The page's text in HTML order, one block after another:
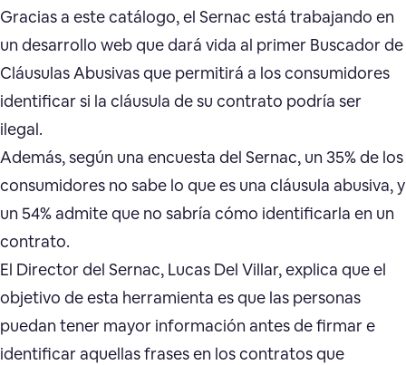
Gracias a este catálogo, el Sernac está trabajando en
un desarrollo web que dará vida al primer Buscador de
Cláusulas Abusivas que permitirá a los consumidores
identificar si la cláusula de su contrato podría ser
ilegal.
Además, según una encuesta del Sernac, un 35% de los
consumidores no sabe lo que es una cláusula abusiva, y
un 54% admite que no sabría cómo identificarla en un
contrato.
El Director del Sernac, Lucas Del Villar, explica que el
objetivo de esta herramienta es que las personas
puedan tener mayor información antes de firmar e
identificar aquellas frases en los contratos que